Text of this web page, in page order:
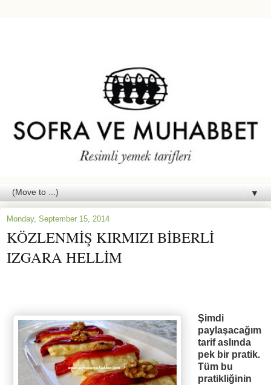
▼
Monday, September 15, 2014
KÖZLENMİŞ KIRMIZI BİBERLİ
IZGARA HELLİM
Şimdi
paylaşacağım
tarif asl ında
pek bir pratik.
Tüm bu
pratikliğinin